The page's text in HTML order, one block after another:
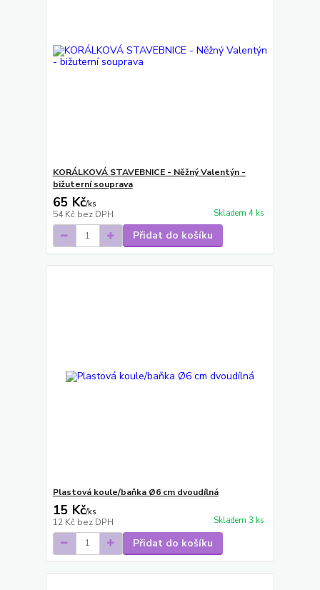
KORÁLKOVÁ STAVEBNICE - Něžný Valentýn -
bižuterní souprava
65 Kč/ks
54 Kč bez DPH Skladem 4 ks
Přidat do košíku
Plastová koule/baňka Ø6 cm dvoudílná
15 Kč/ks
12 Kč bez DPH Skladem 3 ks
Přidat do košíku